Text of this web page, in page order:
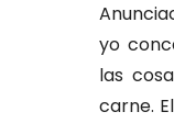
yo
las
carne.